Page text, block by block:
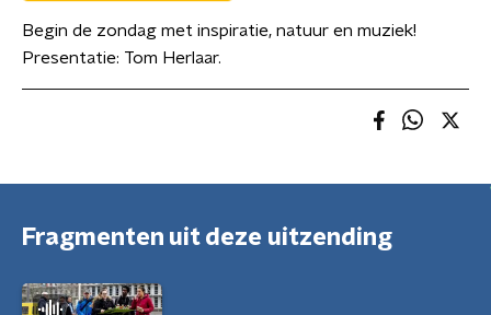
Begin de zondag met inspiratie, natuur en muziek!
Presentatie: Tom Herlaar.
Fragmenten uit deze uitzending